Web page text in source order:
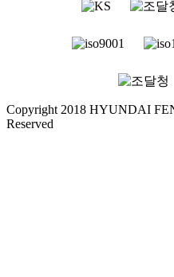
Copyright 2018 HYUNDAI
Reserved